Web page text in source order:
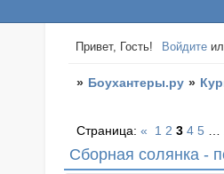
Привет, Гость! Войдите
» Боухантеры.ру »
Сборная солянка -
Страница:« 1 2 3 4 5